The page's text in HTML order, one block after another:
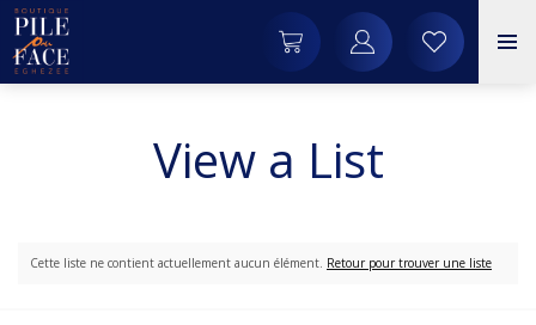
View a List
Cette liste ne contient actuellement aucun élément. Retour pour trouver une liste